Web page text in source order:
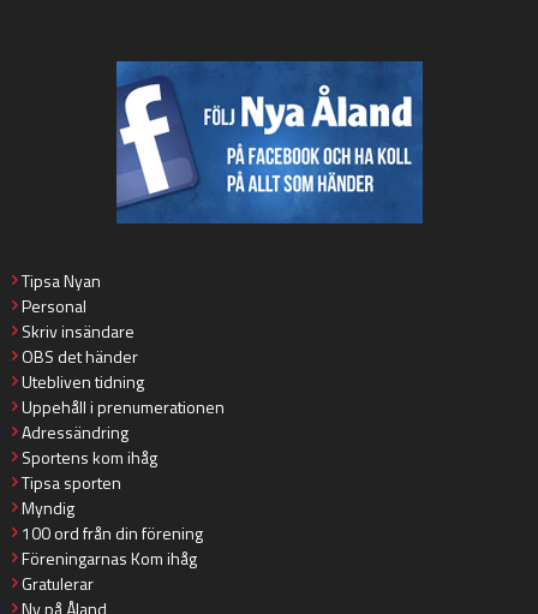
Tipsa Nyan
Personal
Skriv insändare
OBS det händer
Utebliven tidning
Uppehåll i prenumerationen
Adressändring
Sportens kom ihåg
Tipsa sporten
Myndig
100 ord från din förening
Föreningarnas Kom ihåg
Gratulerar
Ny på Åland